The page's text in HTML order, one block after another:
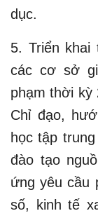
dục.
5. Triển khai
các cơ sở
phạm thời kỳ
Chỉ đạo,
học tập
đào tạo
ứng yêu cầu
số, kinh tế